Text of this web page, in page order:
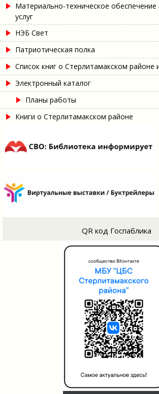
Материально-техническое обеспечение
услуг
НЭБ Свет
Патриотическая полка
Список книг о Стерлитамакском районе
Электронный каталог
Планы работы
Книги о Стерлитамакском районе
QR код Госпаблика